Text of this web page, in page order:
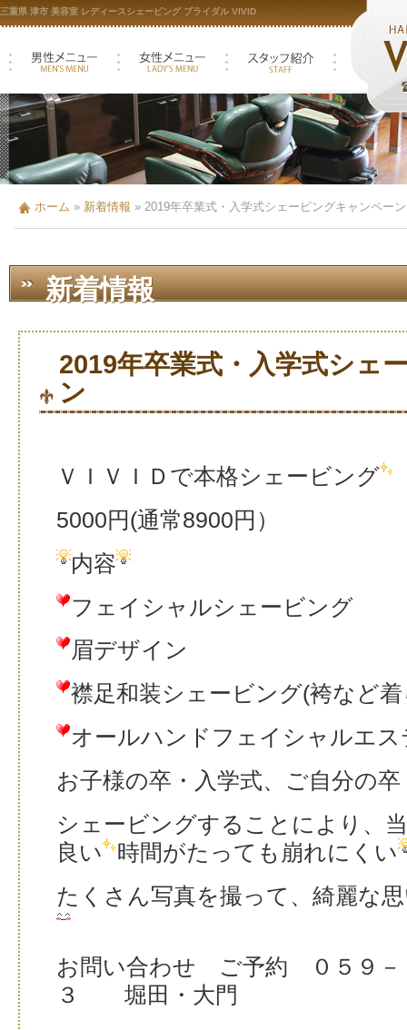
三重県 津市 美容室 レディースシェービング ブライダル VIVID
ホーム » 新着情報 » 2019年卒業式・入学式シェービングキャンペーン
新着情報
2019年卒業式・入学式シェ
ン
ＶＩＶＩＤで本格シェービング
5000円(通常8900円）
内容
フェイシャルシェービング
眉デザイン
襟足和装シェービング(袴など
オールハンドフェイシャルエス
お子様の卒・入学式、ご自分の
シェービングすることにより、
良い
時間がたっても崩れにくい
たくさん写真を撮って、綺麗な
お問い合わせ ご予約 ０５９－
３ 堀田・大門